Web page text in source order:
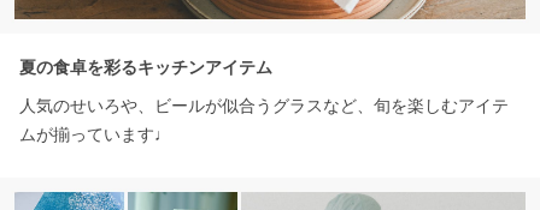
夏の食卓を彩るキッチンアイテム
人気のせいろや、ビールが似合うグラスなど、旬を楽しむアイテ
ムが揃っています♩